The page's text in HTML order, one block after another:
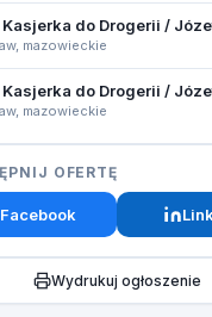
do Drogerii /
mazowieckie
do Drogerii /
mazowieckie
OFERTĘ
Facebook
Wydrukuj ogłoszenie